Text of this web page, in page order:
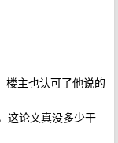
楼主也认可了他说的
这论文真没多少干